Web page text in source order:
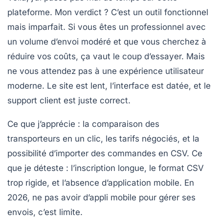
plateforme. Mon verdict ? C’est un outil fonctionnel
mais imparfait. Si vous êtes un professionnel avec
un volume d’envoi modéré et que vous cherchez à
réduire vos coûts, ça vaut le coup d’essayer. Mais
ne vous attendez pas à une expérience utilisateur
moderne. Le site est lent, l’interface est datée, et le
support client est juste correct.
Ce que j’apprécie : la comparaison des
transporteurs en un clic, les tarifs négociés, et la
possibilité d’importer des commandes en CSV. Ce
que je déteste : l’inscription longue, le format CSV
trop rigide, et l’absence d’application mobile. En
2026, ne pas avoir d’appli mobile pour gérer ses
envois, c’est limite.